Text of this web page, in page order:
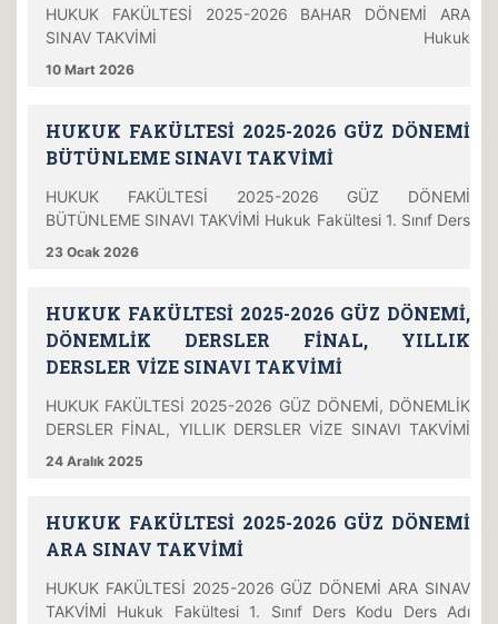
HUKUK FAKÜLTESİ 2025-2026 BAHAR DÖNEMİ ARA
SINAV TAKVİMİ Hukuk
Fakültesi 1. Sınıf Ders Kodu Ders Adı Öğretim Görevlisi
Vehbi DÖNER Arş. Gör. Şeyma ÖZTÜRK SAKA Arş. Gör.
Battal Niyazi ŞAHİN Arş. Gör. Fatma KURU Ar
10 Mart 2026
HUKUK FAKÜLTESİ 2025-2026 GÜZ DÖNEMİ
BÜTÜNLEME SINAVI TAKVİMİ
HUKUK FAKÜLTESİ 2025-2026 GÜZ DÖNEMİ
BÜTÜNLEME SINAVI TAKVİMİ Hukuk Fakültesi 1. Sınıf Ders
Kodu Ders Adı Öğretim Görevlisi Gözetmen(ler) Tarih Gün
27.1.2026 Salı 14.00 EE114 AIIT101 Atatürk İlkeleri ve
İnkılap Tarihi I Dr. Öğr. Üyesi Zekeriya TÜRKMEN
23 Ocak 2026
HUKUK FAKÜLTESİ 2025-2026 GÜZ DÖNEMİ,
DÖNEMLİK DERSLER FİNAL, YILLIK
DERSLER VİZE SINAVI TAKVİMİ
HUKUK FAKÜLTESİ 2025-2026 GÜZ DÖNEMİ, DÖNEMLİK
DERSLER FİNAL, YILLIK DERSLER VİZE SINAVI TAKVİMİ
Hukuk Fakültesi 1. Sınıf Ders Kodu Ders Adı Öğretim
BOZDOĞAN Arş. Gör. Melisa YÜKSEL Arş. Gör. Ayyüce
TEKELİ Arş. Gör. Fatma KURU Arş. Gör. Battal Niyazi
24 Aralık 2025
HUKUK FAKÜLTESİ 2025-2026 GÜZ DÖNEMİ
ARA SINAV TAKVİMİ
HUKUK FAKÜLTESİ 2025-2026 GÜZ DÖNEMİ ARA SINAV
TAKVİMİ Hukuk Fakültesi 1. Sınıf Ders Kodu Ders Adı